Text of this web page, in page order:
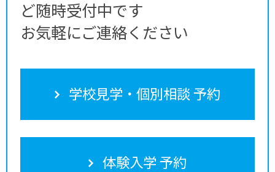
ど随時受付中です
お気軽にご連絡ください
学校見学・個別相談 予約
体験入学 予約